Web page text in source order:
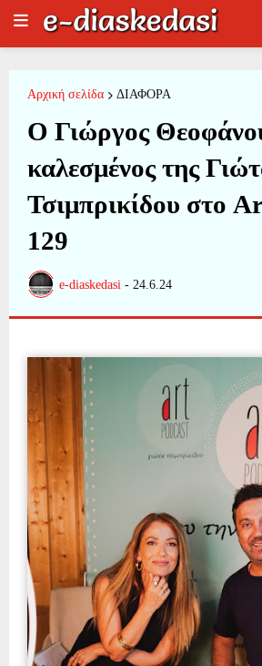
Αρχική σελίδα ΔΙΑΦΟΡΑ
Ο Γιώργος
καλεσμένος της
Τσιμπρικίδου στο
129
e-diaskedasi - 24.6.24